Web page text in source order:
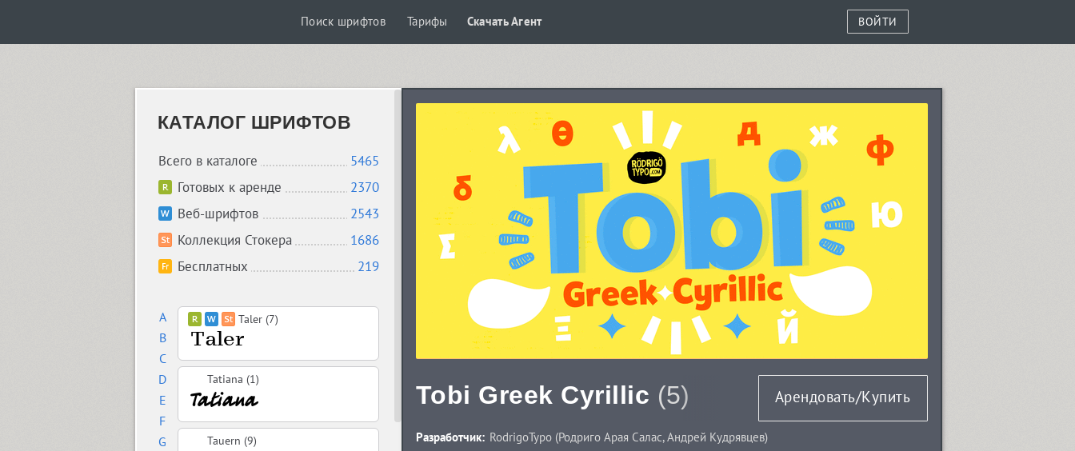
Поиск шрифтов Тарифы Скачать Агент ВОЙТИ
КАТАЛОГ ШРИФТОВ
Всего в каталоге
5465
Готовых к аренде
2370
Веб-шрифтов
2543
Коллекция Стокера
1686
Бесплатных
219
A
B
C
D
E
F
G
Taler (7)
Tatiana (1)
Tauern (9)
Tobi Greek Cyrillic (5) Арендовать/Купить
Разработчик: RodrigoTypo(Родриго Арая Салас,Андрей Кудрявцев)